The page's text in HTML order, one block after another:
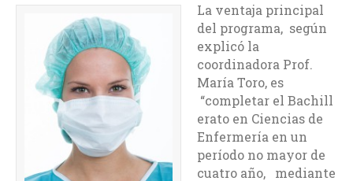
La ventaja principal
del programa, según
explicó la
coordinadora Prof.
María Toro, es
“completar el Bachill
erato en Ciencias de
Enfermería en un
período no mayor de
cuatro año, mediante